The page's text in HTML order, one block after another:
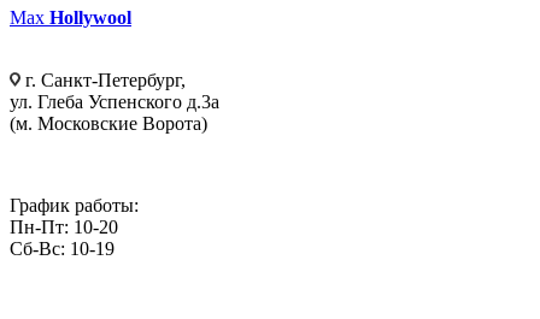
Max Hollywool
г. Санкт-Петербург,
ул. Глеба Успенского д.3а
(м. Московские Ворота)
График работы:
Пн-Пт: 10-20
Сб-Вс: 10-19